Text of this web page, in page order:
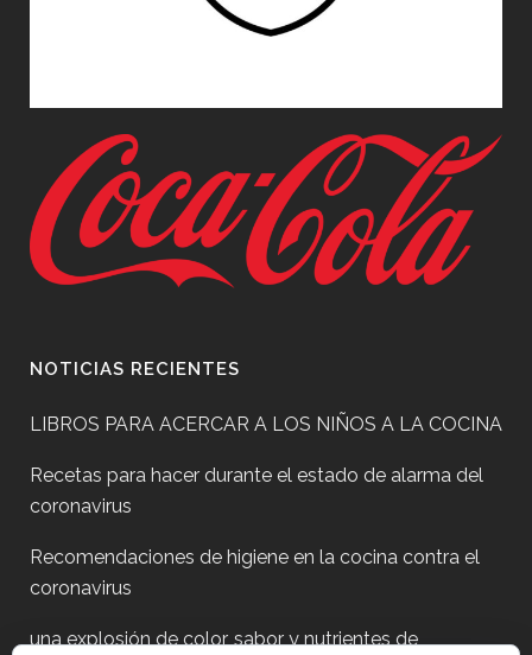
NOTICIAS RECIENTES
LIBROS PARA ACERCAR A LOS NIÑOS A LA COCINA
Recetas para hacer durante el estado de alarma del
coronavirus
Recomendaciones de higiene en la cocina contra el
coronavirus
una explosión de color, sabor y nutrientes de